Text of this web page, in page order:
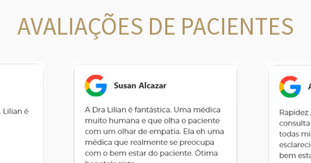
AVALIAÇÕES DE PACIENTES